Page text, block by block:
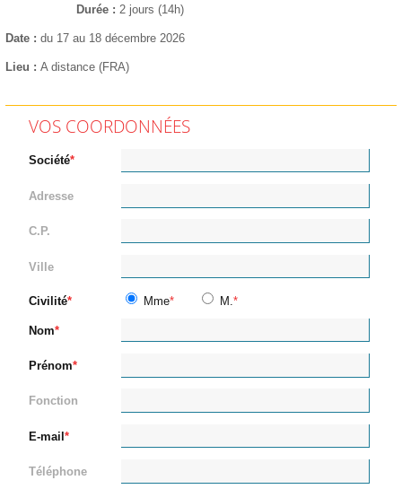
Durée 2 jours (14h)
Date du 17 au 18 décembre 2026
Lieu A distance (FRA)
VOS COORDONNÉES
Société
Adresse
C.P.
Ville
Civilité Mme M.
Nom
Prénom
Fonction
E-mail
Téléphone